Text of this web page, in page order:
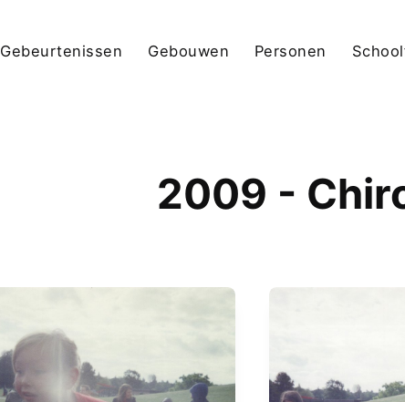
Gebeurtenissen Gebouwen Personen
2009 -